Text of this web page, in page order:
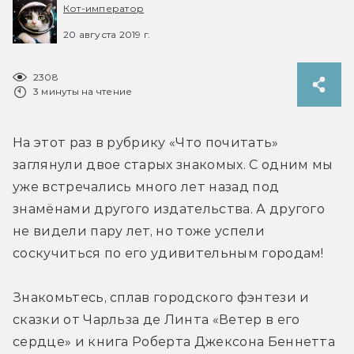
Кот-император
20 августа 2019 г.
2308
3 минуты на чтение
На этот раз в рубрику «Что почитать»
заглянули двое старых знакомых. С одним мы
уже встречались много лет назад под
знамёнами другого издательства. А другого
не видели пару лет, но тоже успели
соскучиться по его удивительным городам!
Знакомьтесь, сплав городского фэнтези и
сказки от Чарльза де Линта «Ветер в его
сердце» и книга Роберта Джексона Беннетта